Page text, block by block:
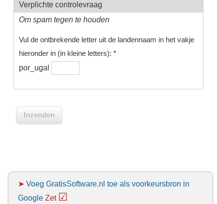
Verplichte controlevraag
Om spam tegen te houden
Vul de ontbrekende letter uit de landennaam in het vakje
hieronder in (in kleine letters): *
por_ugal
➤ Voeg GratisSoftware.nl toe als voorkeursbron in
Google Zet ☑